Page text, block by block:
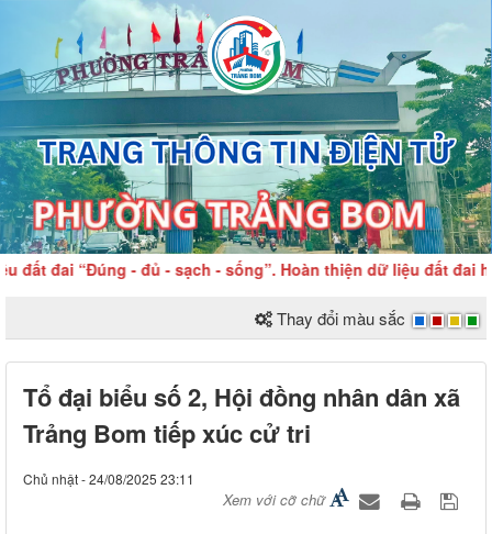
“Đúng - đủ - sạch - sống”. Hoàn thiện dữ liệu đất đai hôm
Thay đổi màu sắc
Tổ đại biểu số 2, Hội đồng nhân dân xã
Trảng Bom tiếp xúc cử tri
Chủ nhật - 24/08/2025 23:11
Xem với cỡ chữ